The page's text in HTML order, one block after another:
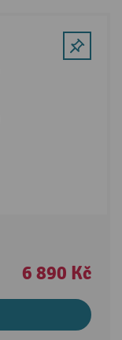
6 890 Kč